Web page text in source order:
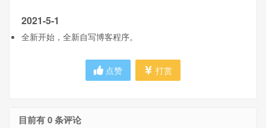
2021-5-1
全新开始，全新自写博客程序。
点赞 打赏
目前有 0 条评论